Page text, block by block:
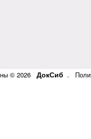
© 2026 ДокСиб .